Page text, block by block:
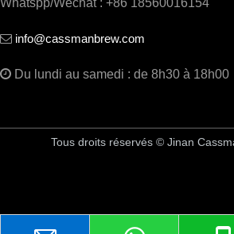
Whatspp/Wechat : +86 18560016154
 info@cassmanbrew.com
 Du lundi au samedi : de 8h30 à 18h00
Tous droits réservés © Jinan